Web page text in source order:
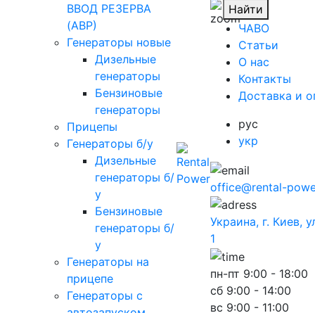
ВВОД РЕЗЕРВА
(АВР)
Генераторы новые
Дизельные
генераторы
Бензиновые
генераторы
Прицепы
Генераторы б/у
Дизельные
генераторы б/
у
Бензиновые
генераторы б/
у
Генераторы на
прицепе
Генераторы с
Найти
ЧАВО
Cтатьи
O нас
Контакты
Доставка и
рус
укр
office@rental-
Украина, г. Киев,
1
пн-пт 9:00 - 18:00
сб 9:00 - 14:00
вс 9:00 - 11:00